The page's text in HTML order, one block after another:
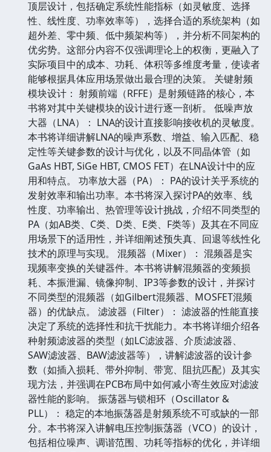
顶层设计，包括确定系统性能指标（如灵敏度、选择
性、线性度、功率效率等），选择合适的系统架构（如
超外差、零中频、低中频架构等），并分析不同架构的
优劣势。这部分内容不仅强调理论上的权衡，更融入了
实际项目中的成本、功耗、体积等多维度考量，使读者
能够根据具体应用场景做出最合理的决策。 关键射频
模块设计： 射频前端（RFFE）是射频链路的核心，本
书将对其中关键模块的设计进行逐一剖析。 低噪声放
大器（LNA）： LNA的设计直接影响接收机的灵敏度。
本书将详细讲解LNA的噪声系数、增益、输入匹配、稳
定性等关键参数的设计与优化，以及不同晶体管（如
GaAs HBT, SiGe HBT, CMOS FET）在LNA设计中的应
用和特点。 功率放大器（PA）： PA的设计关乎系统的
发射效率和输出功率。本书将深入探讨PA的效率、线
性度、功率输出、热管理等设计挑战，介绍不同类型的
PA（如AB类、C类、D类、E类、F类等）及其在不同应
用场景下的适用性，并详细阐述预失真、回退等线性化
技术的原理与实现。 混频器（Mixer）： 混频器是实
现频率变换的关键器件。本书将讲解混频器的变频损
耗、本振泄漏、镜像抑制、IP3等参数的设计，并探讨
不同类型的混频器（如Gilbert混频器、MOSFET混频
器）的优缺点。 滤波器（Filter）： 滤波器的性能直接
决定了系统的选择性和抗干扰能力。本书将详细介绍各
种射频滤波器的类型（如LC滤波器、介质滤波器、
SAW滤波器、BAW滤波器等），讲解滤波器的设计参
数（如插入损耗、带外抑制、带宽、阻抗匹配）及其实
现方法，并强调在PCB布局中如何减小寄生效应对滤波
器性能的影响。 振荡器与锁相环（Oscillator &
PLL）： 稳定的本地振荡器是射频系统不可或缺的一部
分。本书将深入讲解电压控制振荡器（VCO）的设计，
包括相位噪声、调谐范围、功耗等指标的优化，并详细